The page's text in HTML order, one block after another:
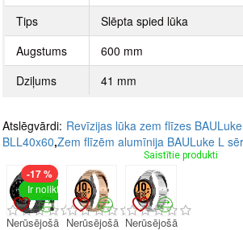
Tips
Slēpta spied lūka
Augstums
600 mm
Dziļums
41 mm
Atslēgvārdi: Revīzijas lūka zem flīzes
BLL40x60,Zem flīzēm alumīnija BAULuke L
Saistītie produkti
Ir noliktavā
-17 %
Nerūsējošā Nerūsējošā Nerūsējošā